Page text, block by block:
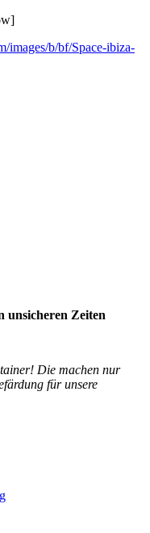
images/b/bf/Space-ibiza-
unsicheren Zeiten
Die machen nur
für unsere